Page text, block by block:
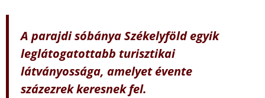
A parajdi sóbányaSzékelyföld egyik
leglátogatottabb turisztikai
látványossága, amelyet évente
százezrek keresnek fel.